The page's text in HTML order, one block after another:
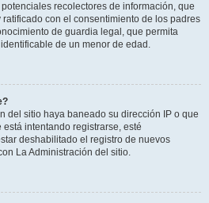
recolectores de información, que
con el consentimiento de los padres
de guardia legal, que permita
de un menor de edad.
del sitio haya baneado su dirección IP o que
intentando registrarse, esté
deshabilitado el registro de nuevos
La Administración del sitio.